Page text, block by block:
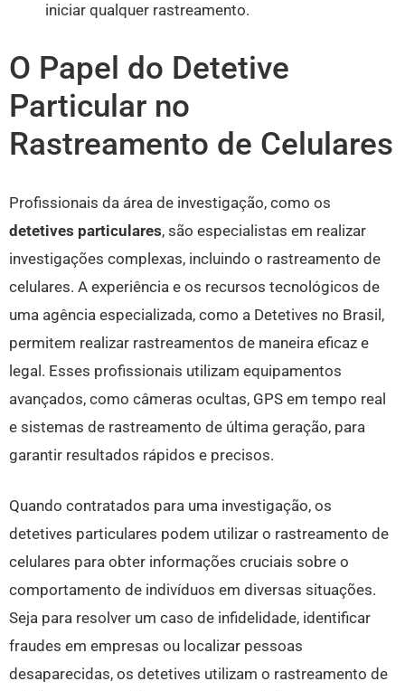
iniciar qualquer rastreamento.
O Papel do Detetive
Particular no
Rastreamento de Celulares
Profissionais da área de investigação, como os
detetives particulares, são especialistas em realizar
investigações complexas, incluindo o rastreamento de
celulares. A experiência e os recursos tecnológicos de
uma agência especializada, como a Detetives no Brasil,
permitem realizar rastreamentos de maneira eficaz e
legal. Esses profissionais utilizam equipamentos
avançados, como câmeras ocultas, GPS em tempo real
e sistemas de rastreamento de última geração, para
garantir resultados rápidos e precisos.
Quando contratados para uma investigação, os
detetives particulares podem utilizar o rastreamento de
celulares para obter informações cruciais sobre o
comportamento de indivíduos em diversas situações.
Seja para resolver um caso de infidelidade, identificar
fraudes em empresas ou localizar pessoas
desaparecidas, os detetives utilizam o rastreamento de